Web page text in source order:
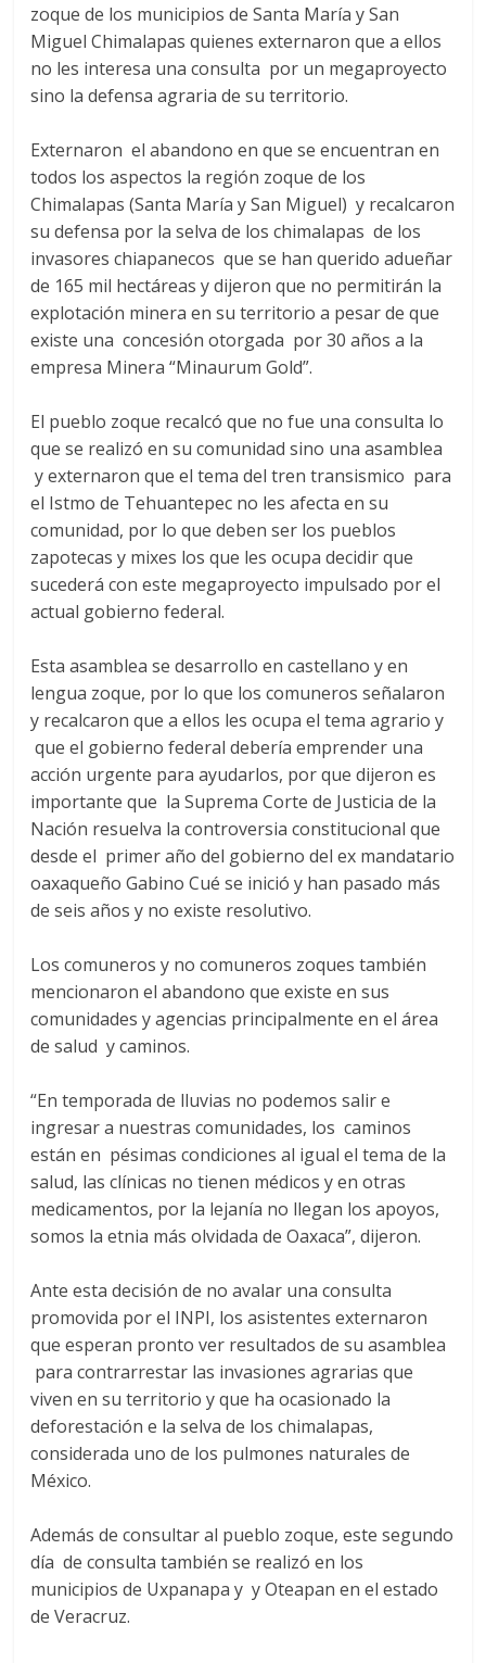
zoque de los municipios de Santa María y San
Miguel Chimalapas quienes externaron que a ellos
no les interesa una consulta por un megaproyecto
sino la defensa agraria de su territorio.
Externaron el abandono en que se encuentran en
todos los aspectos la región zoque de los
Chimalapas (Santa María y San Miguel) y recalcaron
su defensa por la selva de los chimalapas de los
invasores chiapanecos que se han querido adueñar
de 165 mil hectáreas y dijeron que no permitirán la
explotación minera en su territorio a pesar de que
existe una concesión otorgada por 30 años a la
empresa Minera “Minaurum Gold”.
El pueblo zoque recalcó que no fue una consulta lo
que se realizó en su comunidad sino una asamblea
y externaron que el tema del tren transismico para
el Istmo de Tehuantepec no les afecta en su
comunidad, por lo que deben ser los pueblos
zapotecas y mixes los que les ocupa decidir que
sucederá con este megaproyecto impulsado por el
actual gobierno federal.
Esta asamblea se desarrollo en castellano y en
lengua zoque, por lo que los comuneros señalaron
y recalcaron que a ellos les ocupa el tema agrario y
que el gobierno federal debería emprender una
acción urgente para ayudarlos, por que dijeron es
importante que la Suprema Corte de Justicia de la
Nación resuelva la controversia constitucional que
desde el primer año del gobierno del ex mandatario
oaxaqueño Gabino Cué se inició y han pasado más
de seis años y no existe resolutivo.
Los comuneros y no comuneros zoques también
mencionaron el abandono que existe en sus
comunidades y agencias principalmente en el área
de salud y caminos.
“En temporada de lluvias no podemos salir e
ingresar a nuestras comunidades, los caminos
están en pésimas condiciones al igual el tema de la
salud, las clínicas no tienen médicos y en otras
medicamentos, por la lejanía no llegan los apoyos,
somos la etnia más olvidada de Oaxaca”, dijeron.
Ante esta decisión de no avalar una consulta
promovida por el INPI, los asistentes externaron
que esperan pronto ver resultados de su asamblea
para contrarrestar las invasiones agrarias que
viven en su territorio y que ha ocasionado la
deforestación e la selva de los chimalapas,
considerada uno de los pulmones naturales de
México.
Además de consultar al pueblo zoque, este segundo
día de consulta también se realizó en los
municipios de Uxpanapa y y Oteapan en el estado
de Veracruz.